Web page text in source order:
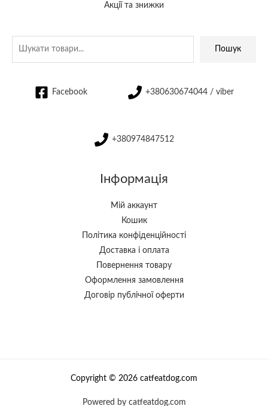
Акції та знижки
Пошук
Facebook +380630674044 / viber
+380974847512
Інформація
Мій аккаунт
Кошик
Політика конфіденційності
Доставка і оплата
Повернення товару
Оформлення замовлення
Договір публічної оферти
Copyright © 2026 catfeatdog.com
Powered by catfeatdog.com